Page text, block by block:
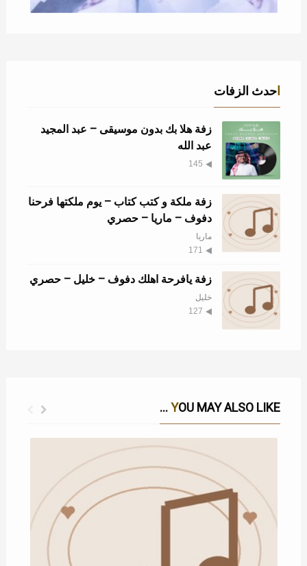
احدث الزفات
زفة هلا بك بدون موسيقى – عبد المجيد
عبد الله
145
زفة ملكة و كتب كتاب – يوم ملكتها فرحنا
دفوف – ماريا – حصري
ماريا
171
زفة يافرحة اهلك دفوف – خليل – حصري
خليل
127
YOU MAY ALSO LIKE ...